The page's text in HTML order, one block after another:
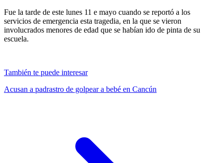
Fue la tarde de este lunes 11 e mayo cuando se reportó a los
servicios de emergencia esta tragedia, en la que se vieron
involucrados menores de edad que se habían ido de pinta de su
escuela.
También te puede interesar
Acusan a padrastro de golpear a bebé en Cancún